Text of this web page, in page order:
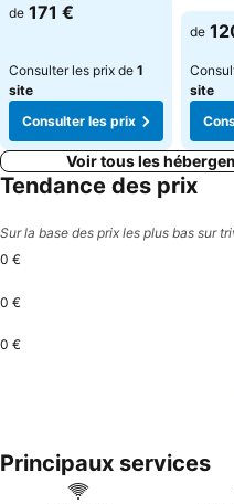
de 171 €
Consulter les prix de 1
site
Consulter les prix
de
site
Voir tous les
Tendance des prix
Sur la base des prix les plus bas sur
0 €
0 €
0 €
Principaux services